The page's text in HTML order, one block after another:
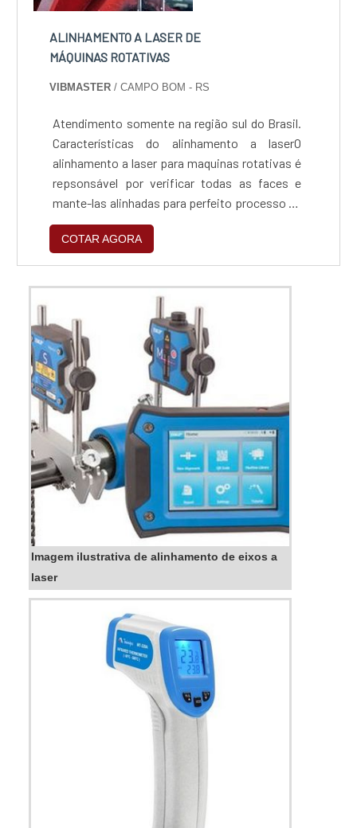
ALINHAMENTO A LASER DE
MÁQUINAS ROTATIVAS
VIBMASTER/ CAMPO BOM - RS
Atendimento somente na região sul do Brasil.
Características do alinhamento a laserO
alinhamento a laser para maquinas rotativas é
repsonsável por verificar todas as faces e
mante-las alinhadas para perfeito processo de
rotação,levando em consideração a distância
e o plano em que a maquina será inserida.O
alinhamento garante o bom funcionamento do
produto, como por exemplo Reduzir a
vibração; Alinhar corretamente; Garantir o
bom funcion...
COTAR AGORA
Imagem ilustrativa de alinhamento de eixos a
laser